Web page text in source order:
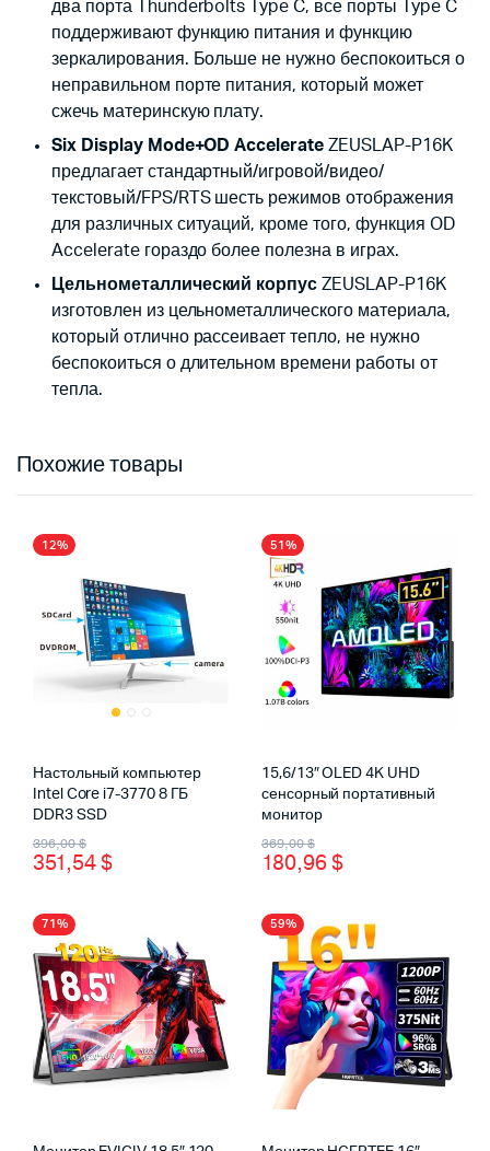
два порта Thunderbolts Type C, все порты Type C
поддерживают функцию питания и функцию
зеркалирования. Больше не нужно беспокоиться о
неправильном порте питания, который может
сжечь материнскую плату.
Six Display Mode+OD Accelerate ZEUSLAP-P16K
предлагает стандартный/игровой/видео/
текстовый/FPS/RTS шесть режимов отображения
для различных ситуаций, кроме того, функция OD
Accelerate гораздо более полезна в играх.
Цельнометаллический корпус ZEUSLAP-P16K
изготовлен из цельнометаллического материала,
который отлично рассеивает тепло, не нужно
беспокоиться о длительном времени работы от
тепла.
Похожие товары
12%
Настольный компьютер
Intel Core i7-3770 8 ГБ
DDR3 SSD
396,00$
Первоначальная
цена
396,00 $.
351,54$
Текущая
цена:
51%
15,6/13″ OLED 4K UHD
сенсорный портативный
монитор
369,00$
Первоначальная
цена
369,00 $.
180,96$
Текущая
цена:
71% 59%